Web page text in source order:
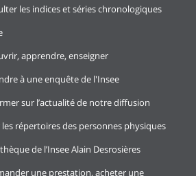
les indices et séries chronologiques
apprendre, enseigner
à une enquête de l'Insee
sur l’actualité de notre diffusion
les répertoires des personnes physiques
de l’Insee Alain Desrosières
une prestation, acheter une